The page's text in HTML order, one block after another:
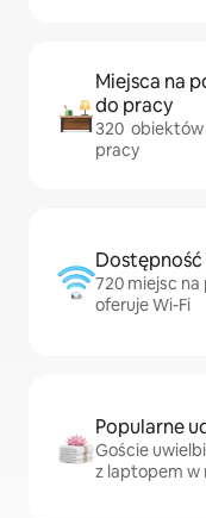
Miejsca na
do pracy
320 obiektów
pracy
Dostępność
720 miejsc
oferuje Wi-Fi
Popularne
Goście
z laptopem w